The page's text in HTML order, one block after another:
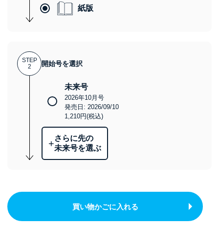
紙版
STEP
2
開始号を選択
未来号
2026年10月号
発売日: 2026/09/10
1,210円(税込)
+さらに先の
未来号を選ぶ
買い物かごに入れる